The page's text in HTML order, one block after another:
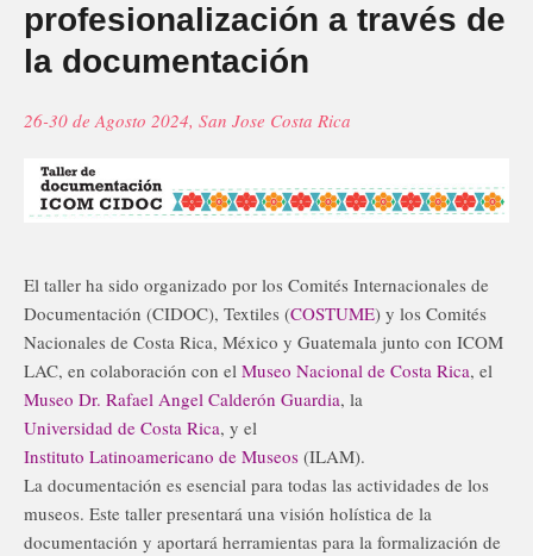
profesionalización a través de
la documentación
26-30 de Agosto 2024, San Jose Costa Rica
El taller ha sido organizado por los Comités Internacionales de
Documentación (CIDOC), Textiles (COSTUME) y los Comités
Nacionales de Costa Rica, México y Guatemala junto con ICOM
LAC, en colaboración con el Museo Nacional de Costa Rica, el
Museo Dr. Rafael Angel Calderón Guardia, la
Universidad de Costa Rica, y el
Instituto Latinoamericano de Museos (ILAM).
La documentación es esencial para todas las actividades de los
museos. Este taller presentará una visión holística de la
documentación y aportará herramientas para la formalización de